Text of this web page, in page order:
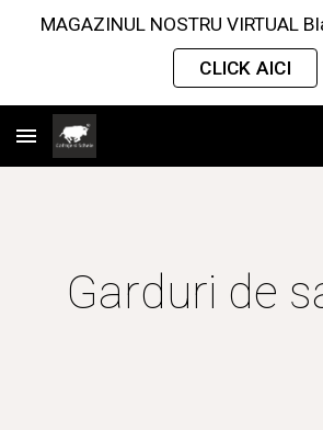
MAGAZINUL NOSTRU VIRTUAL
CLICK AICI
Garduri de